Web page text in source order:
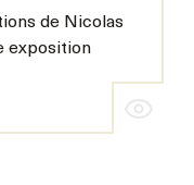
de Nicolas
exposition